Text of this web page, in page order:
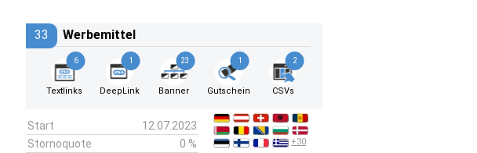
33 Werbemittel
6
Textlinks
1
DeepLink
23
Banner
1
Gutschein
2
CSVs
Start
12.07.2023
Stornoquote
0 %
+30